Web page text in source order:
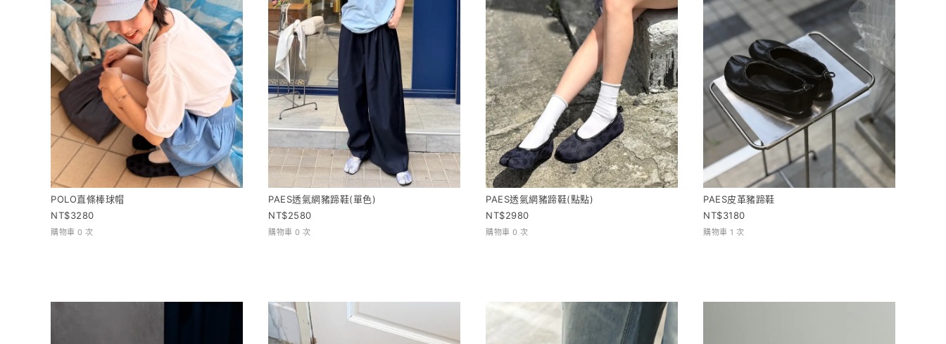
POLO直條棒球帽
3280
購物車 0 次
PAES透氣網豬蹄鞋(單色)
2580
購物車 0 次
PAES透氣網豬蹄鞋(點點)
2980
購物車 0 次
PAES皮革豬蹄鞋
3180
購物車 1 次